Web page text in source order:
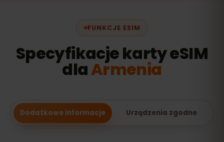
FUNKCJE ESIM
Specyfikacje karty eSIM
dlaArmenia
Dodatkowe informacje Urządzenia zgodne